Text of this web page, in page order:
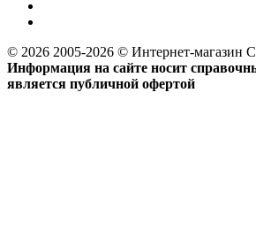
© 2026 2005-2026 © Интернет-магазин
Информация на сайте носит
является публичной офертой